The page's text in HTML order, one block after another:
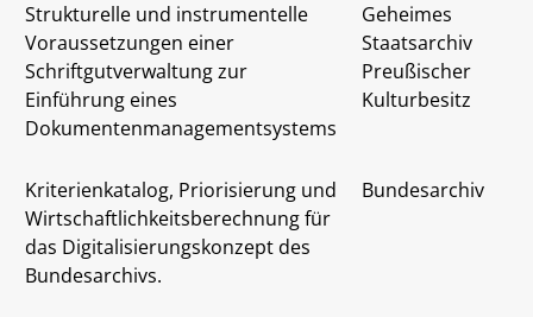
Strukturelle und instrumentelle
Voraussetzungen einer
Schriftgutverwaltung zur
Einführung eines
Dokumentenmanagementsystems
Geheimes
Staatsarchiv
Preußischer
Kulturbesitz
Kriterienkatalog, Priorisierung und
Wirtschaftlichkeitsberechnung für
das Digitalisierungskonzept des
Bundesarchivs.
Bundesarchiv